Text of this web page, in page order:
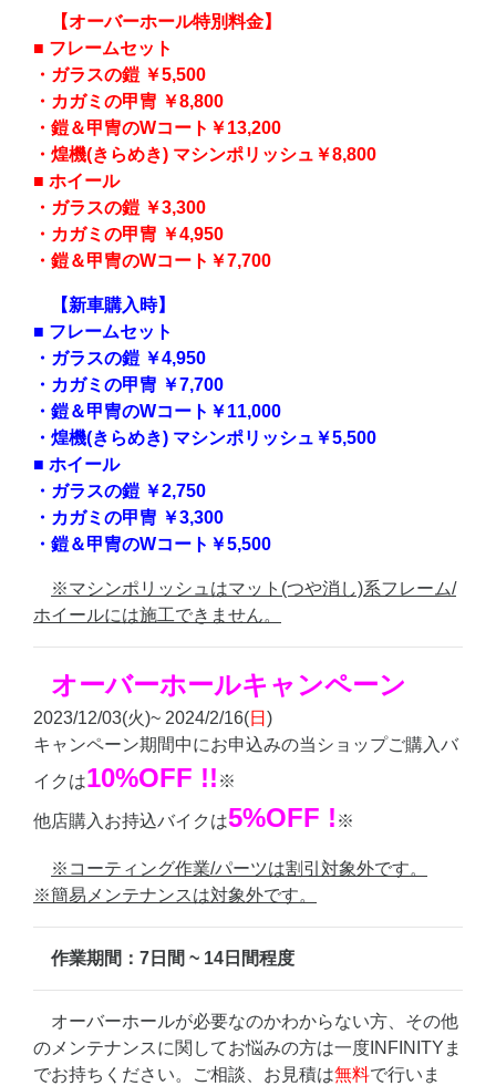
【オーバーホール特別料金】
■ フレームセット
・ガラスの鎧 ￥5,500
・カガミの甲冑 ￥8,800
・鎧＆甲冑のWコート￥13,200
・煌機(きらめき) マシンポリッシュ￥8,800
■ ホイール
・ガラスの鎧 ￥3,300
・カガミの甲冑 ￥4,950
・鎧＆甲冑のWコート￥7,700
【新車購入時】
■ フレームセット
・ガラスの鎧 ￥4,950
・カガミの甲冑 ￥7,700
・鎧＆甲冑のWコート￥11,000
・煌機(きらめき) マシンポリッシュ￥5,500
■ ホイール
・ガラスの鎧 ￥2,750
・カガミの甲冑 ￥3,300
・鎧＆甲冑のWコート￥5,500
※マシンポリッシュはマット(つや消し)系フレーム/
ホイールには施工できません。
オーバーホールキャンペーン
2023/12/03(火)~ 2024/2/16(日 )
キャンペーン期間中にお申込みの当ショップご購入バ
イクは10%OFF !! ※
他店購入お持込バイクは5%OFF ! ※
※コーティング作業/パーツは割引対象外です。
※簡易メンテナンスは対象外です。
作業期間：7日間 ~ 14日間程度
オーバーホールが必要なのかわからない方、その他
のメンテナンスに関してお悩みの方は一度INFINITYま
でお持ちください。ご相談、お見積は無料で行いま